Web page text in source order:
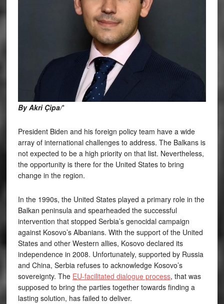
By Akri Çipa/*
President Biden and his foreign policy team have a wide
array of international challenges to address. The Balkans is
not expected to be a high priority on that list. Nevertheless,
the opportunity is there for the United States to bring
change in the region.
In the 1990s, the United States played a primary role in the
Balkan peninsula and spearheaded the successful
intervention that stopped Serbia’s genocidal campaign
against Kosovo’s Albanians. With the support of the United
States and other Western allies, Kosovo declared its
independence in 2008. Unfortunately, supported by Russia
and China, Serbia refuses to acknowledge Kosovo’s
sovereignty. The EU-facilitated dialogue process, that was
supposed to bring the parties together towards finding a
lasting solution, has failed to deliver.